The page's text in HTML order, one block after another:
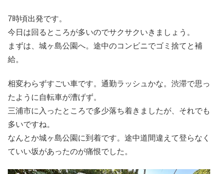
7時頃出発です。
今日は回るところが多いのでサクサクいきましょう。
まずは、城ヶ島公園へ。途中のコンビニでゴミ捨てと補
給。
相変わらずすごい車です。通勤ラッシュかな。渋滞で思っ
たように自転車が漕げず。
三浦市に入ったところで多少落ち着きましたが、それでも
多いですね。
なんとか城ヶ島公園に到着です。途中道間違えて登らなく
ていい坂があったのが痛恨でした。